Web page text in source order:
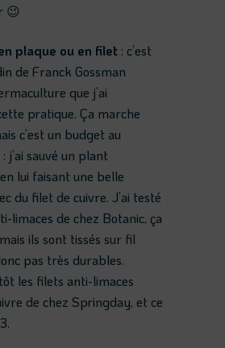
😉
plaque ou en filet: c’est
de Franck Gossman
que j’ai
pratique. Ça marche
c’est un budget au
j’ai sauvé un plant
lui faisant une belle
du filet de cuivre. J’ai testé
limaces de chez Botanic, ça
ils sont tissés sur fil
pas très durables.
les filets anti-limaces
de chez Springday, et ce